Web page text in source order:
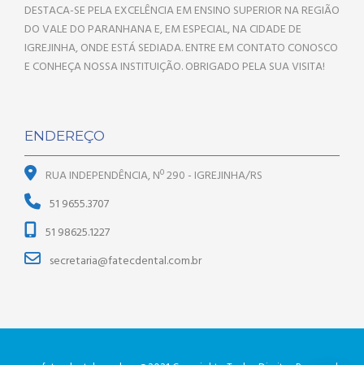
DESTACA-SE PELA EXCELÊNCIA EM ENSINO SUPERIOR NA REGIÃO
DO VALE DO PARANHANA E, EM ESPECIAL, NA CIDADE DE
IGREJINHA, ONDE ESTÁ SEDIADA. ENTRE EM CONTATO CONOSCO
E CONHEÇA NOSSA INSTITUIÇÃO. OBRIGADO PELA SUA VISITA!
ENDEREÇO
RUA INDEPENDÊNCIA, Nº 290 - IGREJINHA/RS
51 9655.3707
51 98625.1227
secretaria@fatecdental.com.br